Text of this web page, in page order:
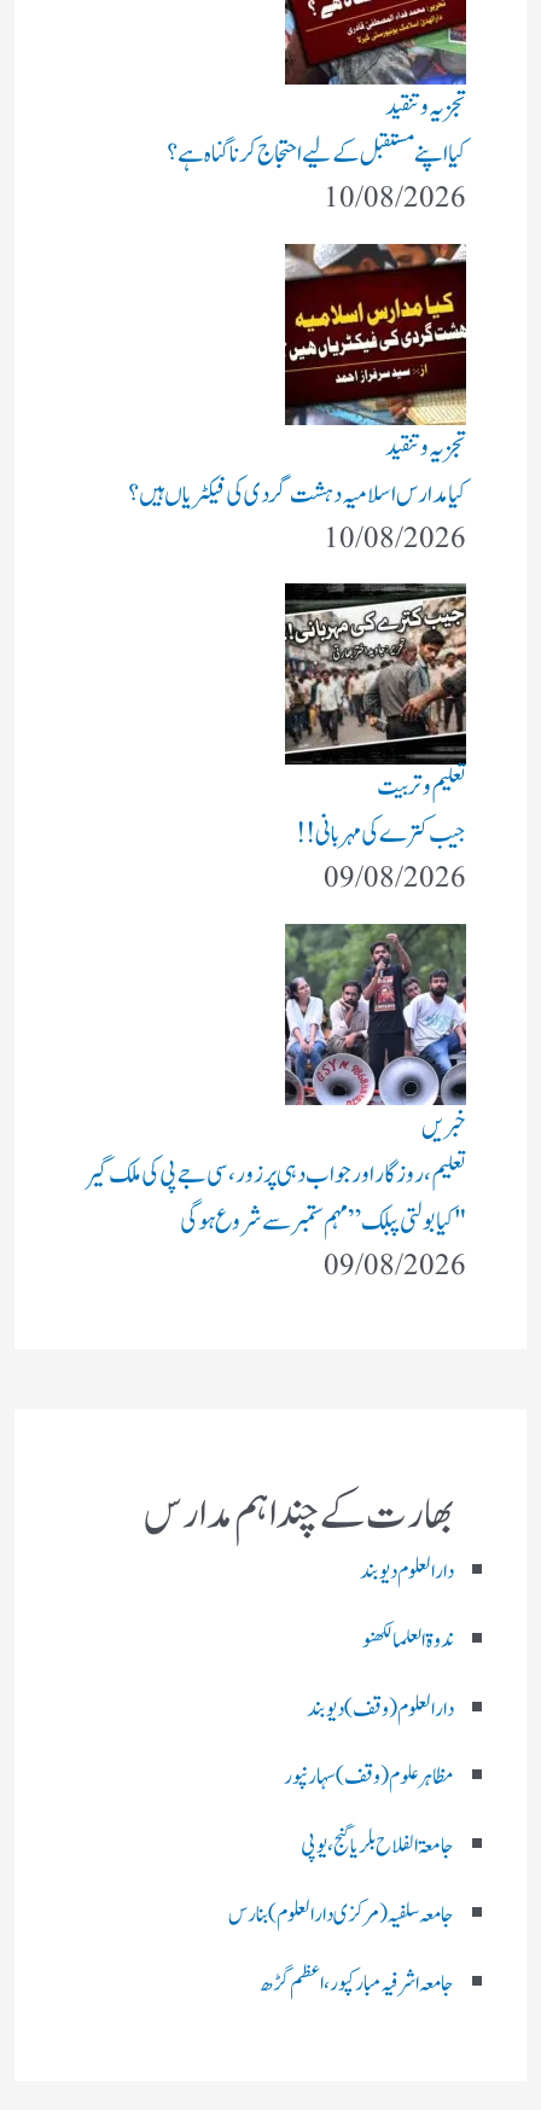
تجزیہ و تنقید
کیا اپنے مستقبل کے لیے احتجاج کرنا گناہ ہے؟
10/08/2026
تجزیہ و تنقید
کیا مدارس اسلامیہ دہشت گردی کی فیکٹریاں ہیں؟
10/08/2026
تعلیم و تربیت
جیب کترے کی مہربانی !!
09/08/2026
خبریں
تعلیم، روزگار اور جواب دہی پر زور، سی جے پی کی ملک گیر
"کیا بولتی پبلک” مہم ستمبر سے شروع ہوگی
09/08/2026
بھارت کے چند اہم مدارس
دارالعلوم دیوبند
ندوۃالعلما لکھنو
دارالعلوم (وقف)دیوبند
مظاہرعلوم (وقف)سہارنپور
جامعۃ الفلاح بلریاگنج،یوپی
جامعہ سلفیہ(مرکزی دارالعلوم )بنارس
جامعہ اشرفیہ مبارکپور،اعظم گڑھ